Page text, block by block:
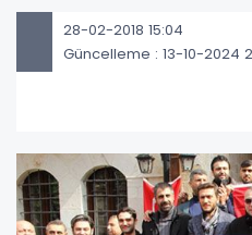
28-02-2018 15:04
Güncelleme : 13-10-2024